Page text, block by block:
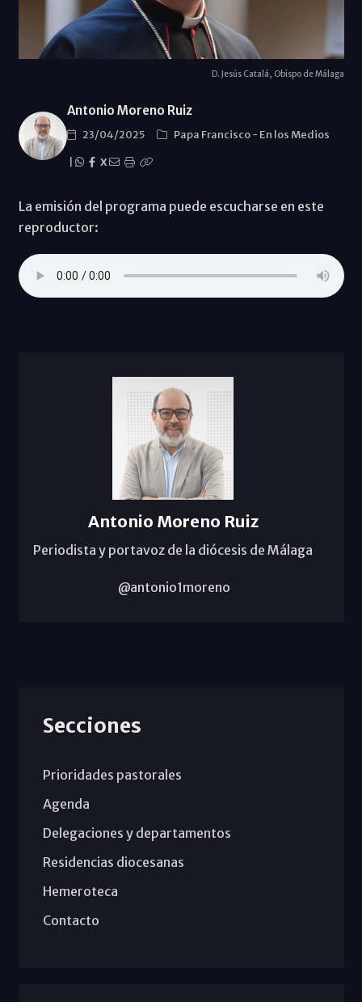
D. Jesús Catalá, Obispo de Málaga
Antonio Moreno Ruiz
23/04/2025 Papa Francisco- En los Medios
X
La emisión del programa puede escucharse en este
reproductor:
Antonio Moreno Ruiz
Periodista y portavoz de la diócesis de Málaga
@antonio1moreno
Secciones
Prioridades pastorales
Agenda
Delegaciones y departamentos
Residencias diocesanas
Hemeroteca
Contacto